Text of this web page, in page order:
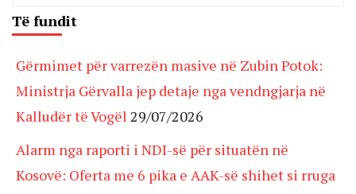
Të fundit
Gërmimet për varrezën masive në Zubin Potok:
Ministrja Gërvalla jep detaje nga vendngjarja në
Kalludër të Vogël 29/07/2026
Alarm nga raporti i NDI-së për situatën në
Kosovë: Oferta me 6 pika e AAK-së shihet si rruga